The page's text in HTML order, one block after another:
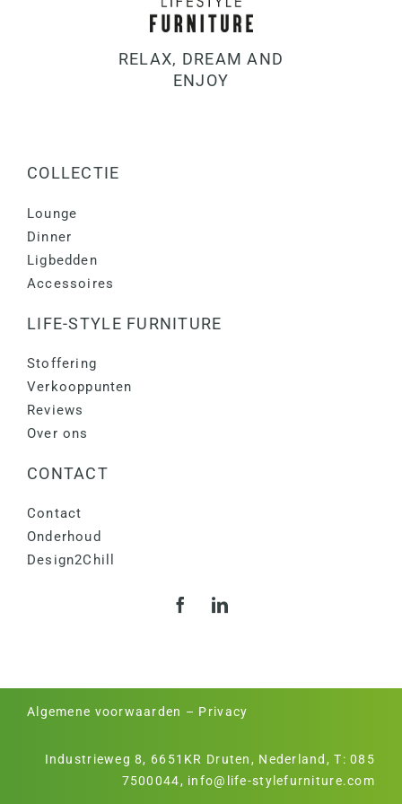
RELAX, DREAM AND
ENJOY
COLLECTIE
Lounge
Dinner
Ligbedden
Accessoires
LIFE-STYLE FURNITURE
Stoffering
Verkooppunten
Reviews
Over ons
CONTACT
Contact
Onderhoud
Design2Chill
Algemene voorwaarden – Privacy
Industrieweg 8, 6651KR Druten, Nederland, T:085
7500044, info@life-stylefurniture.com